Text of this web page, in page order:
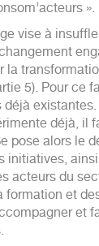
».
vise à
la
5). Pour ce
existantes.
déjà, il
pose alors le
initiatives,
acteurs du
formation et
et